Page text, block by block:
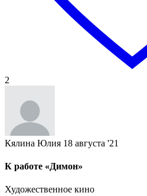
2
Кялина Юлия 18 августа '21
К работе «Димон»
Художественное кино